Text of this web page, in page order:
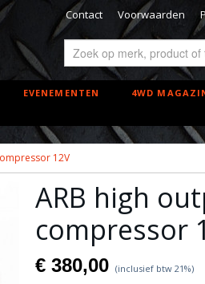
Contact Voorwaarden
EVENEMENTEN 4WD
12V
ARB high
compressor
€ 380,00 (inclusief btw 21%)